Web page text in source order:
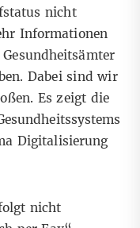
nicht
Informationen
Dabei sind wir
Es zeigt die
Digitalisierung
nicht